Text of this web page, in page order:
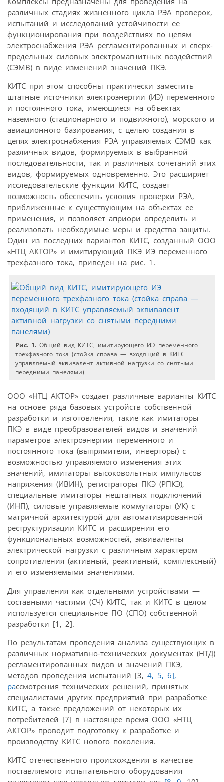
различных стадиях жизненного цикла РЭА проверок,
испытаний и исследований устойчивости ее
функционирования при воздействиях по цепям
электроснабжения РЭА регламентированных и сверх­
предельных силовых электромагнитных воздействий
(СЭМВ) в виде изменений значений ПКЭ.
КИТС при этом способны практически заместить
штатные источники электроэнергии (ИЭ) переменного
и постоянного тока, имеющиеся на объектах
наземного (стационарного и подвижного), морского и
авиационного базирования, с целью создания в
цепях электроснабжения РЭА управляемых СЭМВ как
различных видов, формируемых в выбранной
последовательности, так и различных сочетаний этих
видов, формируемых одновременно. Это расширяет
исследовательские функции КИТС, создает
возможность обеспечить условия проверки РЭА,
приближенные к существующим на объектах ее
применения, и позволяет априори определить и
реализовать необходимые меры и средства защиты.
Один из последних вариантов КИТС, созданный ООО
«НТЦ АКТОР» и имитирующий ПКЭ ИЭ переменного
трехфазного тока, приведен на рис. 1.
Рис. 1. Общий вид КИТС, имитирующего ИЭ переменного
трехфазного тока (стойка справа — входящий в КИТС
управляемый эквивалент активной нагрузки со снятыми
передними панелями)
ООО «НТЦ АКТОР» создает различные варианты КИТС
на основе ряда базовых устройств собственной
разработки и изготовления, такие как имитаторы
ПКЭ в виде преобразователей видов и значений
параметров электроэнергии переменного и
постоянного тока (выпрямители, инверторы) с
возможностью управляемого изменения этих
значений, имитаторы высоковольтных импульсов
напряжения (ИВИН), регистраторы ПКЭ (РПКЭ),
специальные имитаторы нештатных подключений
(ИНП), силовые управляемые коммутаторы (УК) с
матричной архитектурой для автоматизированной
реструктуризации КИТС и расширения его
функциональных возможностей, эквиваленты
электрической нагрузки с различным характером
сопротивления (активный, реактивный, комплексный)
и его изменяемыми значениями.
Для управления как отдельными устройствами —
составными частями (СЧ) КИТС, так и КИТС в целом
используется специальное ПО (СПО) собственной
разработки [1, 2].
По результатам проведения анализа существующих в
различных нормативно-технических документах (НТД)
регламентированных видов и значений ПКЭ,
методов проведения испытаний [3, 4, 5, 6],
рассмотрения технических решений, принятых
специалистами других предприятий при разработке
КИТС, а также предложений от некоторых их
потребителей [7] в настоящее время ООО «НТЦ
АКТОР» проводит подготовку к разработке и
производству КИТС нового поколения.
КИТС отечественного происхождения в качестве
поставляемого испытательного оборудования